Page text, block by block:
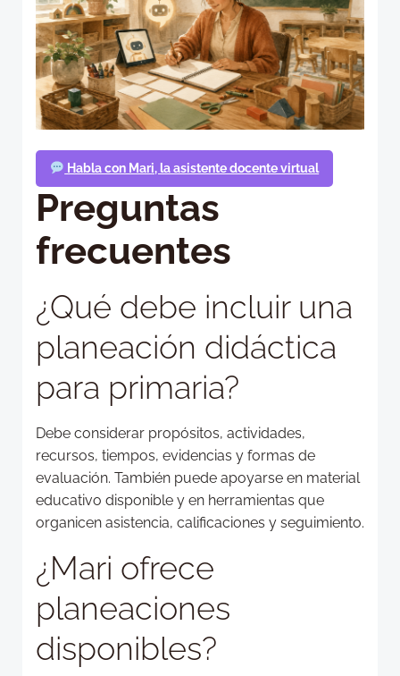
Habla con Mari, la asistente docente virtual
Preguntas
frecuentes
¿Qué debe incluir una
planeación didáctica
para primaria?
Debe considerar propósitos, actividades,
recursos, tiempos, evidencias y formas de
evaluación. También puede apoyarse en material
educativo disponible y en herramientas que
organicen asistencia, calificaciones y seguimiento.
¿Mari ofrece
planeaciones
disponibles?